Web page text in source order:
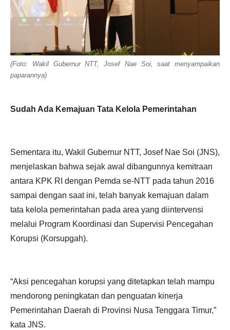
(Foto: Wakil Gubernur NTT, Josef Nae Soi, saat menyampaikan
paparannya)
Sudah Ada Kemajuan Tata Kelola Pemerintahan
Sementara itu, Wakil Gubernur NTT, Josef Nae Soi (JNS),
menjelaskan bahwa sejak awal dibangunnya kemitraan
antara KPK RI dengan Pemda se-NTT pada tahun 2016
sampai dengan saat ini, telah banyak kemajuan dalam
tata kelola pemerintahan pada area yang diintervensi
melalui Program Koordinasi dan Supervisi Pencegahan
Korupsi (Korsupgah).
“Aksi pencegahan korupsi yang ditetapkan telah mampu
mendorong peningkatan dan penguatan kinerja
Pemerintahan Daerah di Provinsi Nusa Tenggara Timur,”
kata JNS.